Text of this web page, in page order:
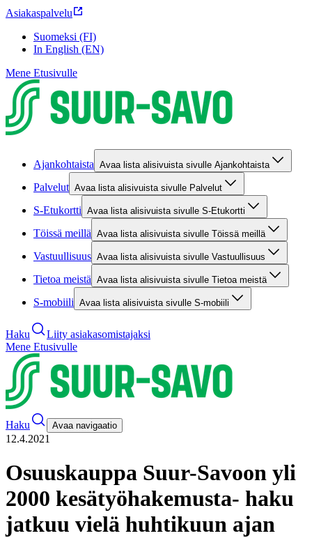
Asiakaspalvelu
Suomeksi (FI)
In English (EN)
Mene Etusivulle
Ajankohtaista Avaa lista alisivuista sivulle Ajankohtaista
Palvelut Avaa lista alisivuista sivulle Palvelut
S-Etukortti Avaa lista alisivuista sivulle S-Etukortti
Töissä meillä Avaa lista alisivuista sivulle Töissä meillä
Vastuullisuus Avaa lista alisivuista sivulle Vastuullisuus
Tietoa meistä Avaa lista alisivuista sivulle Tietoa meistä
S-mobiili Avaa lista alisivuista sivulle S-mobiili
Haku
Liity asiakasomistajaksi
Mene Etusivulle
Haku Avaa navigaatio
12.4.2021
Osuuskauppa Suur-Savoon yli
2000 kesätyöhakemusta- haku
jatkuu vielä huhtikuun ajan